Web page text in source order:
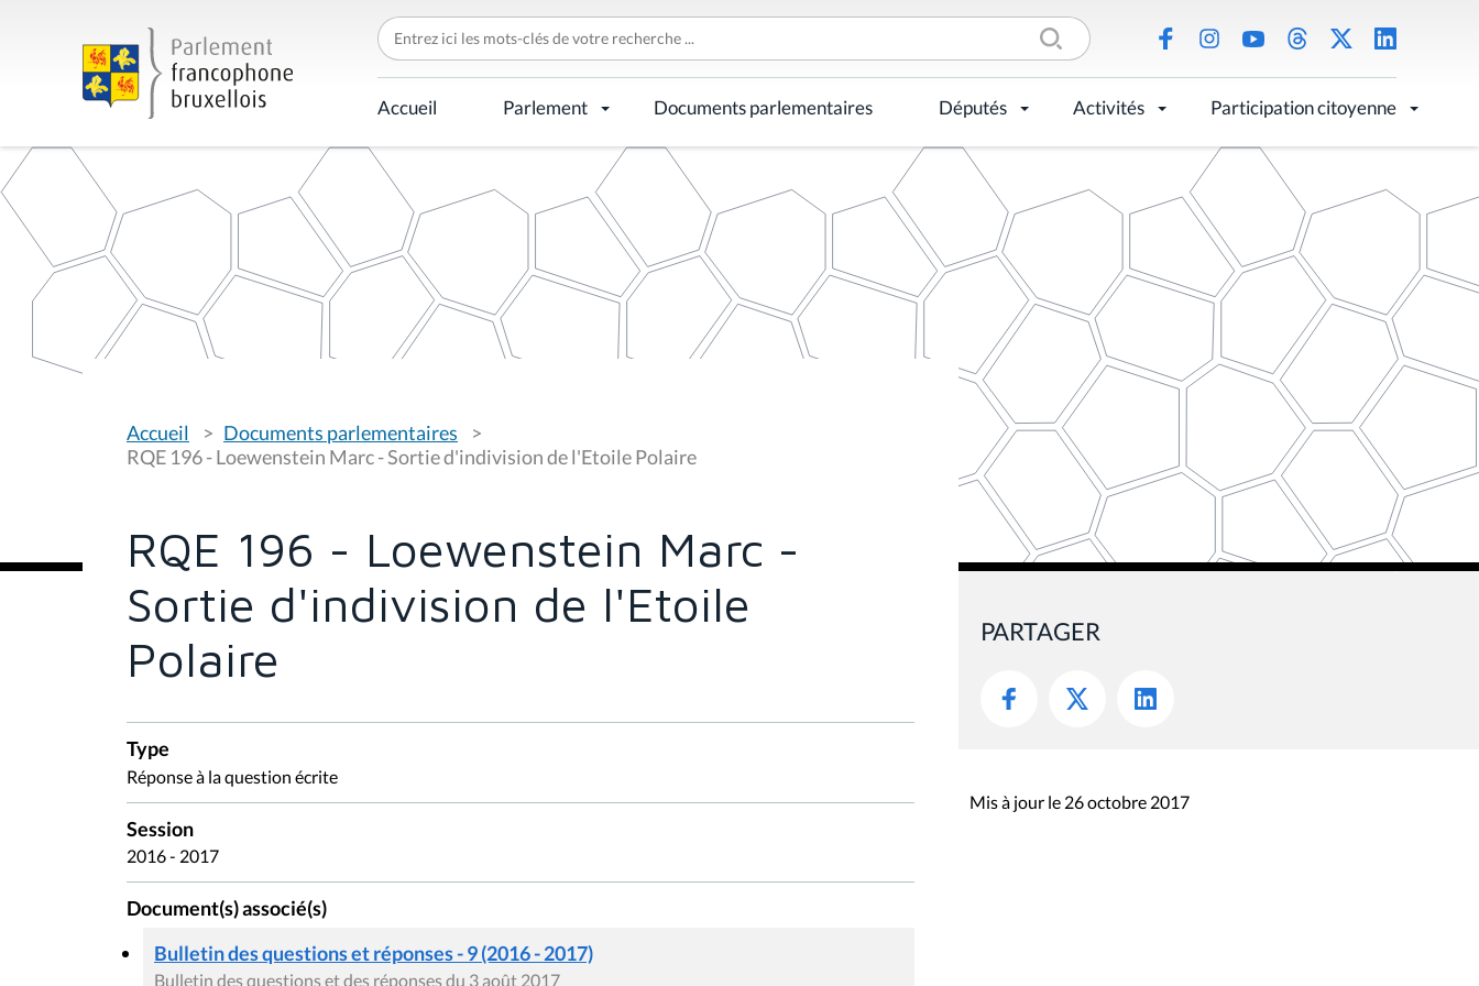
C
h
e
r
c
h
r
p
Accueil Parlement Documents parlementaires Députés Activités Participation citoyenne
o
u
s
s
Accueil
Documents parlementaires
RQE 196 - Loewenstein Marc - Sortie d'indivision de l'Etoile Polaire
RQE 196 - Loewenstein Marc -
Sortie d'indivision de l'Etoile
Polaire
Type
Réponse à la question écrite
Session
2016 - 2017
Document(s) associé(s)
Bulletin des questions et réponses - 9 (2016 - 2017)
Bulletin des questions et des réponses du 3 août 2017
PARTAGER
Mis à jour le 26 octobre 2017